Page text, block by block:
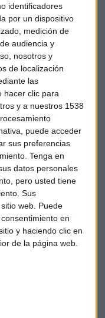
identificadores
por un dispositivo
medición de
audiencia y
nosotros y
de localización
las
hacer clic para
y a nuestros 1538
puede acceder
sus preferencias
Tenga en
datos personales
pero usted tiene
Sus
web. Puede
en
y haciendo clic en
de la página web.
eliminar el